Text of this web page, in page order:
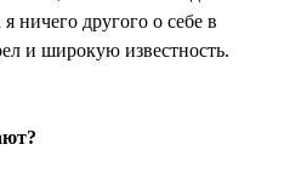
ничего другого о себе в
и широкую известность.